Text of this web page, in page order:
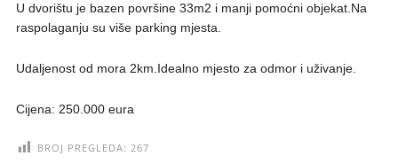
U dvorištu je bazen površine 33m2 i manji pomoćni objekat.Na
raspolaganju su više parking mjesta.
Udaljenost od mora 2km.Idealno mjesto za odmor i uživanje.
Cijena: 250.000 eura
BROJ PREGLEDA: 267